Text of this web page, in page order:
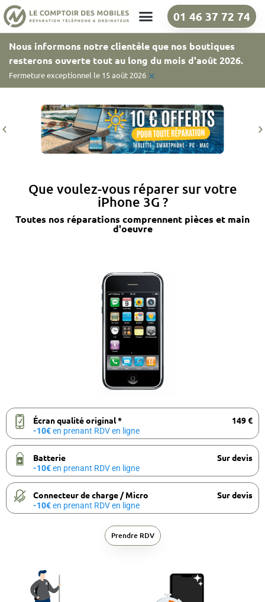
01 46 37 72 74
Nous informons notre clientèle que nos boutiques
resterons ouverte tout au long du mois d'août 2026.
Fermeture exceptionnel le 15 août 2026 ×
Que voulez-vous réparer sur votre
iPhone 3G ?
Toutes nos réparations comprennent pièces et main
d'oeuvre
Écran qualité original * 149 €
-10€en prenant RDV en ligne
Batterie Sur devis
-10€en prenant RDV en ligne
Connecteur de charge / Micro Sur devis
-10€en prenant RDV en ligne
Prendre RDV